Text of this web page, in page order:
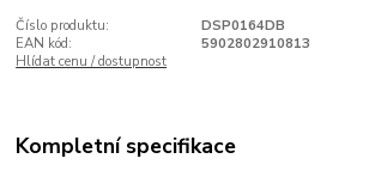
Číslo produktu:
DSP0164DB
EAN kód:
5902802910813
Hlídat cenu / dostupnost
Kompletní specifikace